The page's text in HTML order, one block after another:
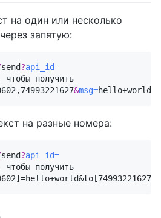
на один или несколько
запятую:
send?api_id=
чтобы получить
&msg=hello+world
на разные номера:
send?api_id=
чтобы получить